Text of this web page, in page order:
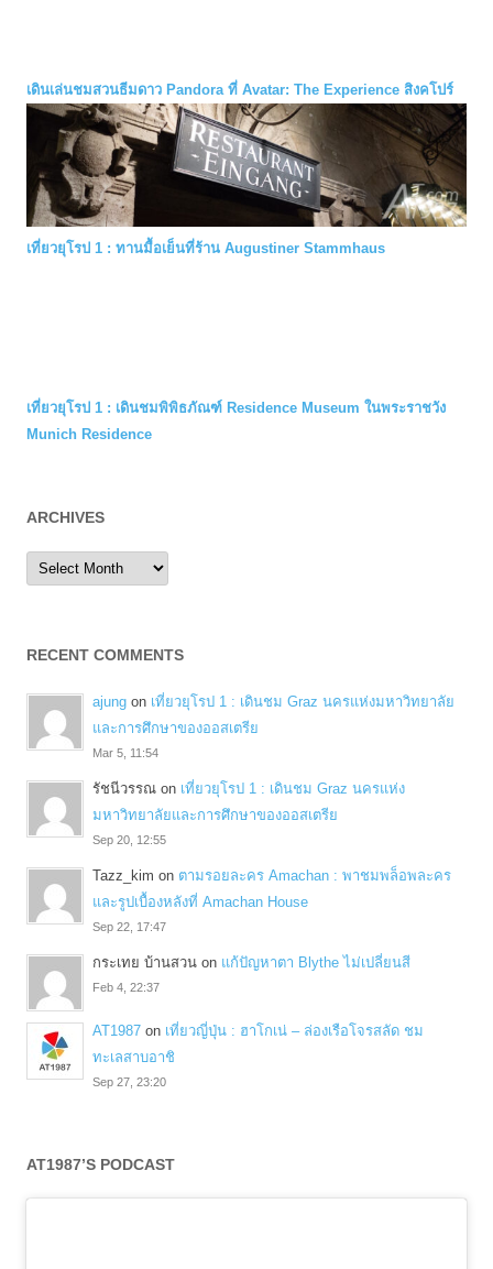
เดินเล่นชมสวนธีมดาว Pandora ที่ Avatar: The Experience สิงคโปร์
เที่ยวยุโรป 1 : ทานมื้อเย็นที่ร้าน Augustiner Stammhaus
เที่ยวยุโรป 1 : เดินชมพิพิธภัณฑ์ Residence Museum ในพระราชวัง
Munich Residence
ARCHIVES
Archives
RECENT COMMENTS
ajung on เที่ยวยุโรป 1 : เดินชม Graz นครแห่งมหาวิทยาลัย
และการศึกษาของออสเตรีย
Mar 5, 11:54
รัชนีวรรณ on เที่ยวยุโรป 1 : เดินชม Graz นครแห่ง
มหาวิทยาลัยและการศึกษาของออสเตรีย
Sep 20, 12:55
Tazz_kim on ตามรอยละคร Amachan : พาชมพล็อพละคร
และรูปเบื้องหลังที่ Amachan House
Sep 22, 17:47
กระเทย บ้านสวน on แก้ปัญหาตา Blythe ไม่เปลี่ยนสี
Feb 4, 22:37
AT1987 on เที่ยวญี่ปุ่น : ฮาโกเน่ – ล่องเรือโจรสลัด ชม
ทะเลสาบอาชิ
Sep 27, 23:20
AT1987’S PODCAST